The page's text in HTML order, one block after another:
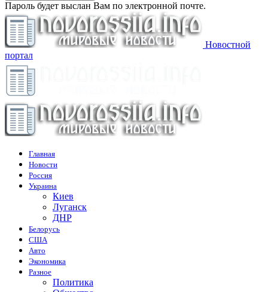
Пароль будет выслан Вам по электронной почте.
Новостной
портал
Главная
Новости
Россия
Украина
Киев
Луганск
ДНР
Белорусь
США
Авто
Экономика
Разное
Политика